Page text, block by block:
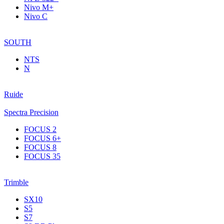
Nivo M+
Nivo C
SOUTH
NTS
N
Ruide
Spectra Precision
FOCUS 2
FOCUS 6+
FOCUS 8
FOCUS 35
Trimble
SX10
S5
S7